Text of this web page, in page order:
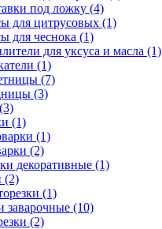
под ложку (4)
для цитрусовых (1)
для чеснока (1)
для уксуса и масла (1)
(1)
(7)
(3)
(1)
(1)
(2)
декоративные (1)
(2)
(1)
заварочные (10)
(2)